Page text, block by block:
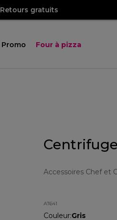
Retours gratuits
Promo Four à pizza
Accessoires Chef et
AT641
Couleur:Gris